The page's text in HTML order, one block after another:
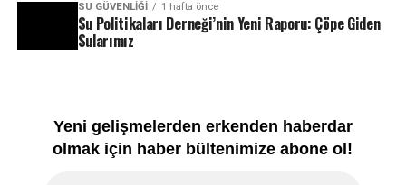
SU GÜVENLIĞI 1 hafta önce
Su Politikaları Derneği’nin Yeni Raporu: Çöpe Giden
Sularımız
Yeni gelişmelerden erkenden haberdar
olmak için haber bültenimize abone ol!